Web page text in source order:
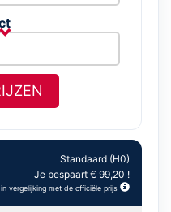
Standaard (H0)
Je bespaart € 99,20 !
in vergelijking met de officiële prijs